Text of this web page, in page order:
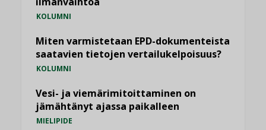
KOLUMNI
Miten varmistetaan EPD-dokumenteista
saatavien tietojen vertailukelpoisuus?
KOLUMNI
Vesi- ja viemärimitoittaminen on
jämähtänyt ajassa paikalleen
MIELIPIDE